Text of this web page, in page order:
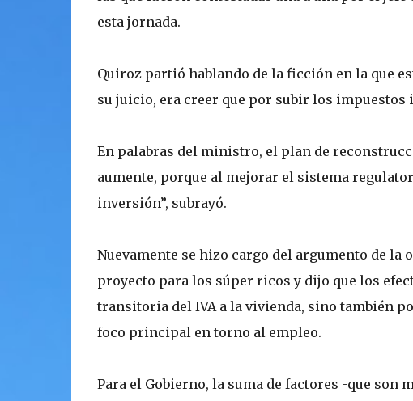
esta jornada.
Quiroz partió hablando de la ficción en la que
su juicio, era creer que por subir los impuestos
En palabras del ministro, el plan de
aumente, porque al mejorar el sistema
inversión”, subrayó.
Nuevamente se hizo cargo del argumento de
proyecto para los súper ricos y dijo que los
transitoria del IVA a la vivienda, sino también
foco principal en torno al empleo.
Para el Gobierno, la suma de factores -que